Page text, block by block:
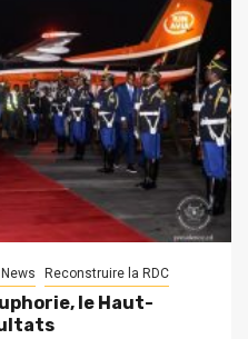
Reconstruire la RDC
le Haut-